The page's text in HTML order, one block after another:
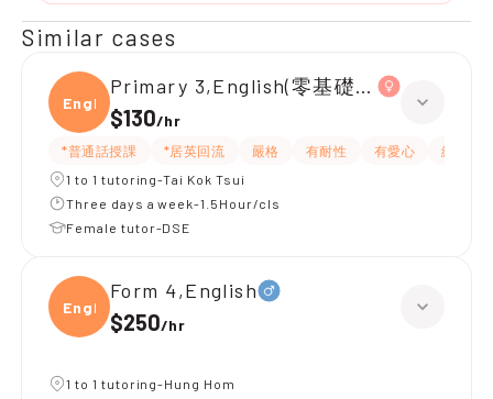
Similar cases
Engli
Primary 3,English(零基礎, 會話)
$130/hr
*普通話授課 *居英回流 嚴格 有耐性 有愛心
細心
1 to 1 tutoring-Tai Kok Tsui
Three days a week-1.5Hour/cls
Female tutor-DSE
Engli
Form 4,English
$250/hr
1 to 1 tutoring-Hung Hom